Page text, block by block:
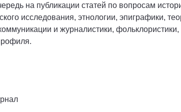
на публикации статей по вопросам
исследования, этнологии, эпиграфики,
и журналистики,